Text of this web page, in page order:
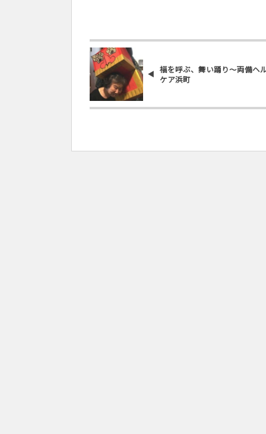
福を呼ぶ、舞い踊り～両備ヘ
ケア浜町